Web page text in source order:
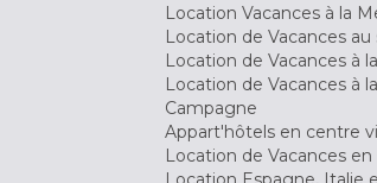
Location Vacances à la
Location de Vacances au
Location de Vacances à
Location de Vacances à la
Campagne
Appart'hôtels en centre
Location de Vacances en